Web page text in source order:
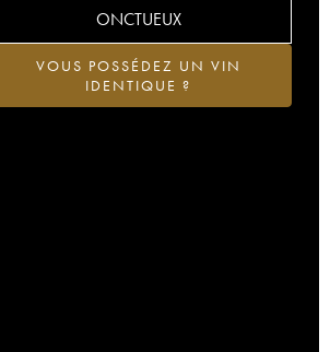
ONCTUEUX
VOUS POSSÉDEZ UN VIN
IDENTIQUE ?